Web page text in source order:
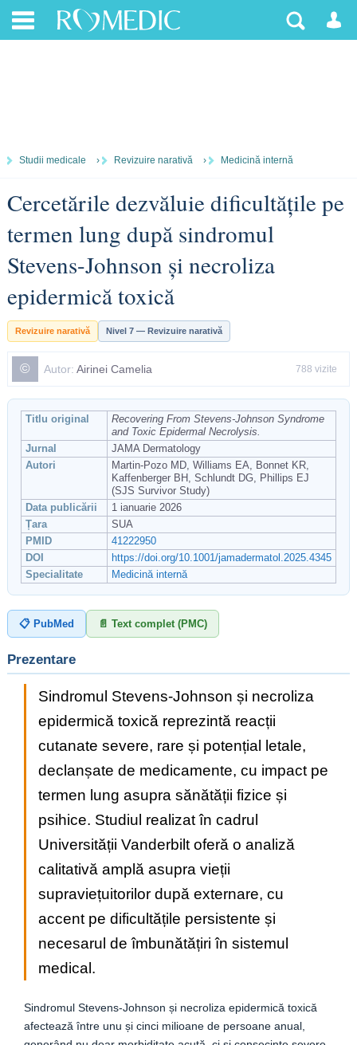
Studii medicale › Revizuire narativă › Medicină internă
Cercetările dezvăluie dificultățile pe
termen lung după sindromul
Stevens-Johnson și necroliza
epidermică toxică
Revizuire narativă Nivel 7 — Revizuire narativă
© Autor: Airinei Camelia 788 vizite
Titlu original
Recovering From Stevens-Johnson Syndrome
and Toxic Epidermal Necrolysis.
Jurnal
JAMA Dermatology
Autori
Martin-Pozo MD, Williams EA, Bonnet KR,
Kaffenberger BH, Schlundt DG, Phillips EJ
(SJS Survivor Study)
Data publicării
1 ianuarie 2026
Țara
SUA
PMID
41222950
DOI
https://doi.org/10.1001/jamadermatol.2025.4345
Specialitate
Medicină internă
📋 PubMed 📄 Text complet (PMC)
Prezentare
Sindromul Stevens-Johnson și necroliza
epidermică toxică reprezintă reacții
cutanate severe, rare și potențial letale,
declanșate de medicamente, cu impact pe
termen lung asupra sănătății fizice și
psihice. Studiul realizat în cadrul
Universității Vanderbilt oferă o analiză
calitativă amplă asupra vieții
supraviețuitorilor după externare, cu
accent pe dificultățile persistente și
necesarul de îmbunătățiri în sistemul
medical.
Sindromul Stevens-Johnson și necroliza epidermică toxică
afectează între unu și cinci milioane de persoane anual,